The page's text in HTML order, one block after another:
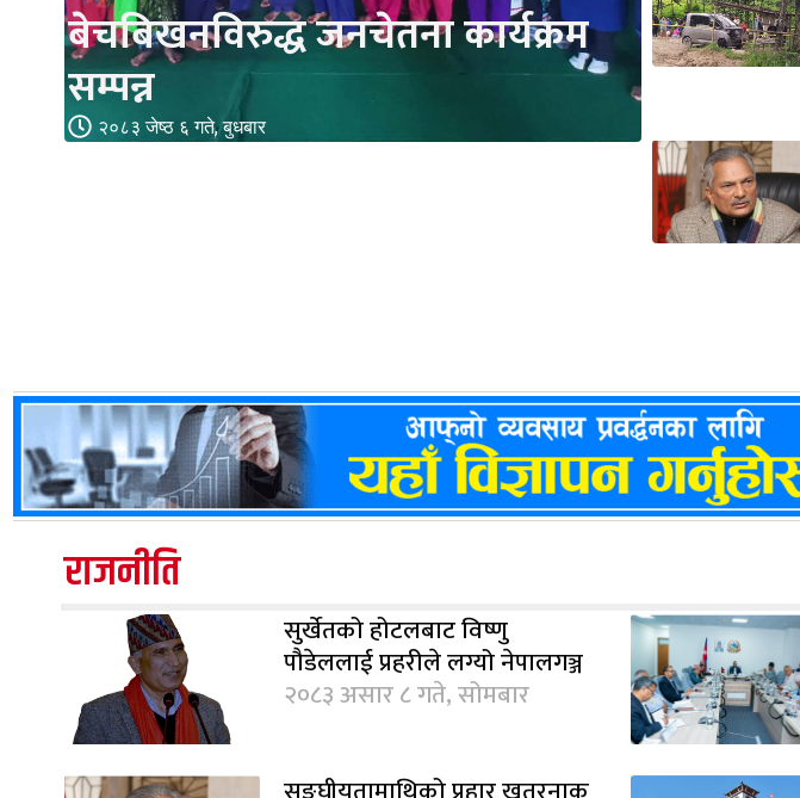
बेचबिखनविरुद्ध जनचेतना कार्यक्रम
सम्पन्न
२०८३ जेष्ठ ६ गते, बुधबार
राजनीति
सुर्खेतको होटलबाट विष्णु
पौडेललाई प्रहरीले लग्यो नेपालगञ्ज
२०८३ असार ८ गते, सोमबार